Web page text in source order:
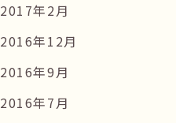
2017年2月
2016年12月
2016年9月
2016年7月